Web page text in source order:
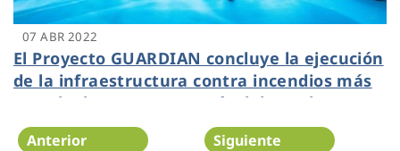
07 ABR 2022
El Proyecto GUARDIAN concluye la ejecución
de la infraestructura contra incendios más
grande de Europa a través del uso de agua
regenerada
Anterior Siguiente